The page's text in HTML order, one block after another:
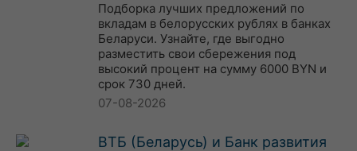
Подборка лучших предложений по
вкладам в белорусских рублях в банках
Беларуси. Узнайте, где выгодно
разместить свои сбережения под
высокий процент на сумму 6000 BYN и
срок 730 дней.
07-08-2026
ВТБ (Беларусь) и Банк развития